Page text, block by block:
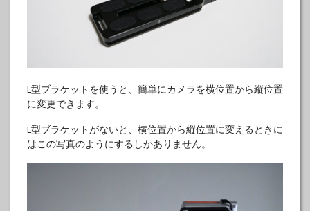
L型ブラケットを使うと、簡単にカメラを横位置から縦位置
に変更できます。
L型ブラケットがないと、横位置から縦位置に変えるときに
はこの写真のようにするしかありません。